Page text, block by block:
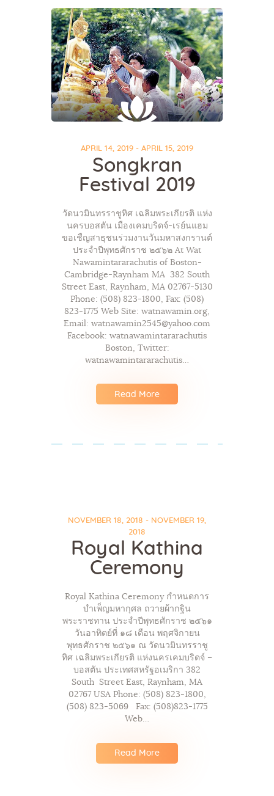
APRIL 14, 2019 - APRIL 15, 2019
Songkran
Festival 2019
วัดนวมินทรราชูทิศ เฉลิมพระเกียรติ แห่ง
นครบอสตัน เมืองเคมบริดจ์-เรย์นแฮม
ขอเชืญสาธุชนร่วมงานวันมหาสงกรานต์
ประจำปีพุทธศักราช ๒๕๖๒ At Wat
Nawamintararachutis of Boston-
Cambridge-Raynham MA 382 South
Street East, Raynham, MA 02767-5130
Phone: (508) 823-1800, Fax: (508)
823-1775 Web Site: watnawamin.org,
Email: watnawamin2545@yahoo.com
Facebook: watnawamintararachutis
Boston, Twitter:
watnawamintararachutis…
Read More
NOVEMBER 18, 2018 - NOVEMBER 19,
2018
Royal Kathina
Ceremony
Royal Kathina Ceremony กำหนดการ
บำเพ็ญมหากุศล ถวายผ้ากฐิน
พระราชทาน ประจำปีพุทธศักราช ๒๕๖๑
วันอาทิตย์ที่ ๑๘ เดือน พฤศจิกายน
พุทธศักราช ๒๕๖๑ ณ วัดนวมินทรราชู
ทิศ เฉลิมพระเกียรติ แห่งนครเคมบริดจ์ –
บอสตัน ประเทศสหรัฐอเมริกา 382
South Street East, Raynham, MA
02767 USA Phone: (508) 823-1800,
(508) 823-5069 Fax: (508)823-1775
Web…
Read More